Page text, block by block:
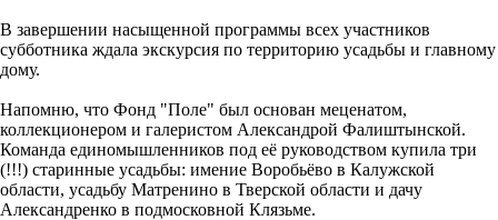
В завершении насыщенной программы всех участников
субботника ждала экскурсия по территорию усадьбы и главному
дому.
Напомню, что Фонд "Поле" был основан меценатом,
коллекционером и галеристом Александрой Фалиштынской.
Команда единомышленников под её руководством купила три
(!!!) старинные усадьбы: имение Воробьёво в Калужской
области, усадьбу Матренино в Тверской области и дачу
Александренко в подмосковной Клязьме.